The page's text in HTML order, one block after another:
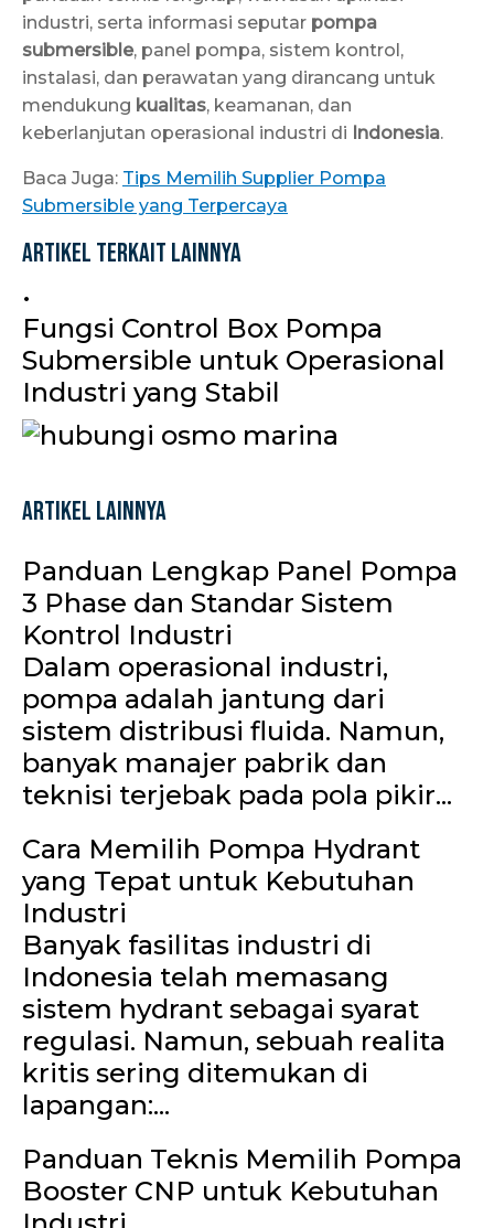
industri, serta informasi seputar pompa
submersible, panel pompa, sistem kontrol,
instalasi, dan perawatan yang dirancang untuk
mendukung kualitas, keamanan, dan
keberlanjutan operasional industri di Indonesia.
Baca Juga: Tips Memilih Supplier Pompa
Submersible yang Terpercaya
Artikel Terkait Lainnya
•
Fungsi Control Box Pompa
Submersible untuk Operasional
Industri yang Stabil
Artikel Lainnya
Panduan Lengkap Panel Pompa
3 Phase dan Standar Sistem
Kontrol Industri
Dalam operasional industri,
pompa adalah jantung dari
sistem distribusi fluida. Namun,
banyak manajer pabrik dan
teknisi terjebak pada pola pikir...
Cara Memilih Pompa Hydrant
yang Tepat untuk Kebutuhan
Industri
Banyak fasilitas industri di
Indonesia telah memasang
sistem hydrant sebagai syarat
regulasi. Namun, sebuah realita
kritis sering ditemukan di
lapangan:...
Panduan Teknis Memilih Pompa
Booster CNP untuk Kebutuhan